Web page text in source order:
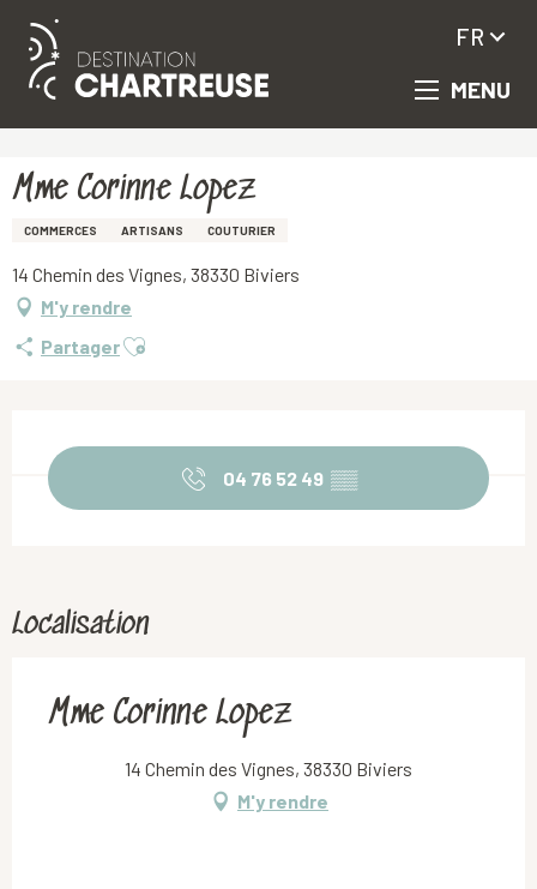
Aller
principal
MENU
FR
Mme Corinne Lopez
COMMERCES ARTISANS COUTURIER
14 Chemin des Vignes, 38330 Biviers
M'y rendre
PartagerAjouter aux favoris
04 76 52 49 ▒▒
Localisation
Mme Corinne Lopez
14 Chemin des Vignes, 38330 Biviers
M'y rendre